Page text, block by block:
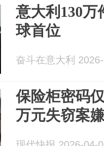
意大利130万
球首位
奋斗在意大利
保险柜密码
万元失窃案